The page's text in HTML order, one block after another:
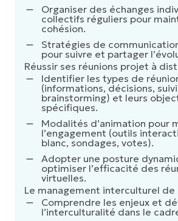
Organiser des échanges
collectifs réguliers pour
cohésion.
Stratégies de
pour suivre et partager
Réussir ses réunions projet à
Identifier les types de
(informations, décisions,
brainstorming) et leurs
spécifiques.
Modalités d’animation pour
l’engagement (outils
blanc, sondages, votes).
Adopter une posture
optimiser l’efficacité des
virtuelles.
Le management interculturel
Comprendre les enjeux et
l’interculturalité dans le